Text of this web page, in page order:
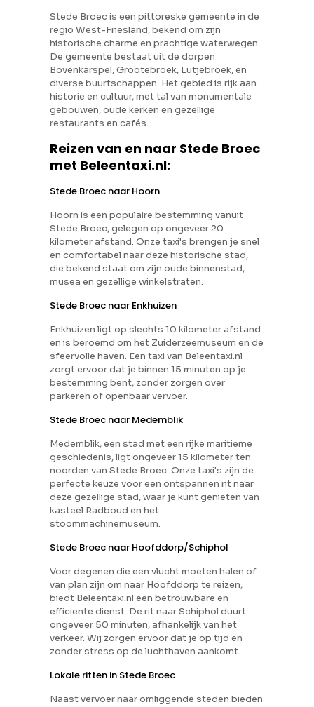
Stede Broec is een pittoreske gemeente in de
regio West-Friesland, bekend om zijn
historische charme en prachtige waterwegen.
De gemeente bestaat uit de dorpen
Bovenkarspel, Grootebroek, Lutjebroek, en
diverse buurtschappen. Het gebied is rijk aan
historie en cultuur, met tal van monumentale
gebouwen, oude kerken en gezellige
restaurants en cafés.
Reizen van en naar Stede Broec
met Beleentaxi.nl:
Stede Broec naar Hoorn
Hoorn is een populaire bestemming vanuit
Stede Broec, gelegen op ongeveer 20
kilometer afstand. Onze taxi's brengen je snel
en comfortabel naar deze historische stad,
die bekend staat om zijn oude binnenstad,
musea en gezellige winkelstraten.
Stede Broec naar Enkhuizen
Enkhuizen ligt op slechts 10 kilometer afstand
en is beroemd om het Zuiderzeemuseum en de
sfeervolle haven. Een taxi van Beleentaxi.nl
zorgt ervoor dat je binnen 15 minuten op je
bestemming bent, zonder zorgen over
parkeren of openbaar vervoer.
Stede Broec naar Medemblik
Medemblik, een stad met een rijke maritieme
geschiedenis, ligt ongeveer 15 kilometer ten
noorden van Stede Broec. Onze taxi's zijn de
perfecte keuze voor een ontspannen rit naar
deze gezellige stad, waar je kunt genieten van
kasteel Radboud en het
stoommachinemuseum.
Stede Broec naar Hoofddorp/Schiphol
Voor degenen die een vlucht moeten halen of
van plan zijn om naar Hoofddorp te reizen,
biedt Beleentaxi.nl een betrouwbare en
efficiënte dienst. De rit naar Schiphol duurt
ongeveer 50 minuten, afhankelijk van het
verkeer. Wij zorgen ervoor dat je op tijd en
zonder stress op de luchthaven aankomt.
Lokale ritten in Stede Broec
Naast vervoer naar omliggende steden bieden